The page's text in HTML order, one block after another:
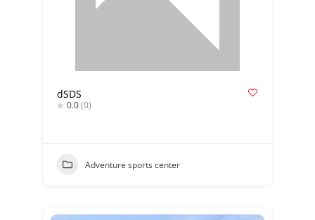
dSDS
0.0(0)
Adventure sports center